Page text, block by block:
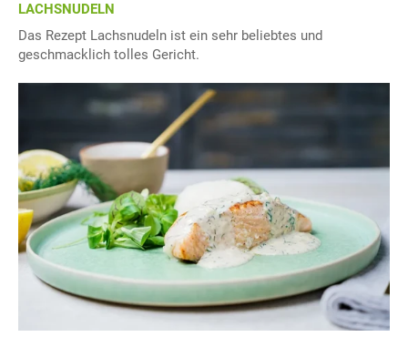
LACHSNUDELN
Das Rezept Lachsnudeln ist ein sehr beliebtes und
geschmacklich tolles Gericht.